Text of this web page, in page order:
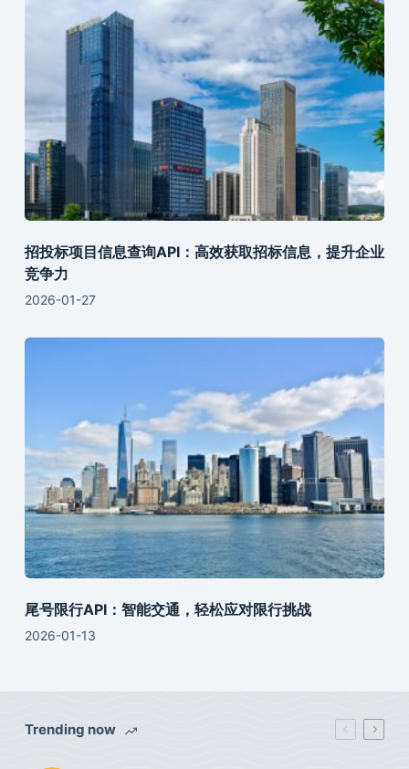
招投标项目信息查询API：高效获取招标信息，提升企业
竞争力
2026-01-27
尾号限行API：智能交通，轻松应对限行挑战
2026-01-13
Trending now